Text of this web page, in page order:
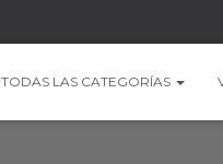
TODAS LAS CATEGORÍAS